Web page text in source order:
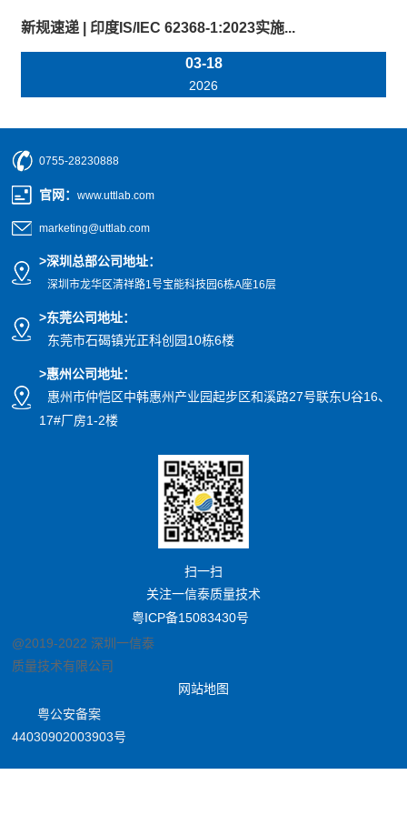
新规速递 | 印度IS/IEC 62368-1:2023实施...
03-18
2026
0755-28230888
官网 ：www.uttlab.com
marketing@uttlab.com
>深圳总部公司地址：
深圳市龙华区清祥路1号宝能科技园6栋A座16层
>东莞公司地址：
东莞市石碣镇光正科创园10栋6楼
>惠州公司地址：
惠州市仲恺区中韩惠州产业园起步区和溪路27号联东U谷16、
17#厂房1-2楼
扫一扫
关注一信泰质量技术
粤ICP备15083430号
@2019-2022 深圳一信泰
质量技术有限公司
网站地图
粤公安备案
44030902003903号